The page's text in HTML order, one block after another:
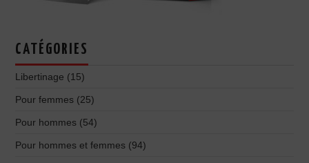
CATÉGORIES
Libertinage (15)
Pour femmes (25)
Pour hommes (54)
Pour hommes et femmes (94)